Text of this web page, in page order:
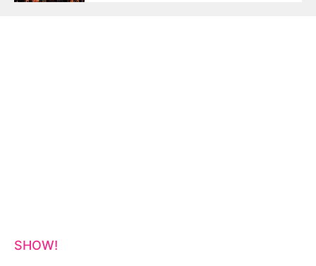
SHOW!